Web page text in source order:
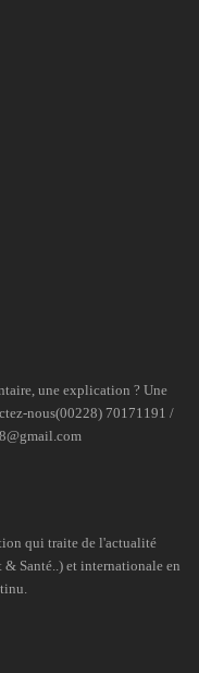
une explication ? Une
nous(00228) 70171191 /
qui traite de l'actualité
Santé..) et internationale en